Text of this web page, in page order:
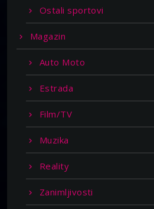
Ostali sportovi
Magazin
Auto Moto
Estrada
Film/TV
Muzika
Reality
Zanimljivosti